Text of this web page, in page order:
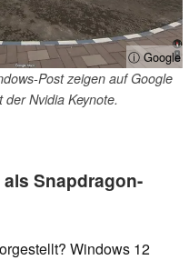
ⓘ Google
Post zeigen auf Google
Nvidia Keynote.
Snapdragon-
Windows 12